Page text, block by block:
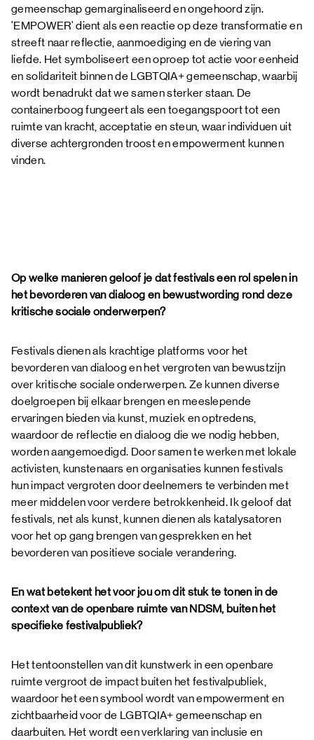
gemeenschap gemarginaliseerd en ongehoord zijn.
'EMPOWER' dient als een reactie op deze transformatie en
streeft naar reflectie, aanmoediging en de viering van
liefde. Het symboliseert een oproep tot actie voor eenheid
en solidariteit binnen de LGBTQIA+ gemeenschap, waarbij
wordt benadrukt dat we samen sterker staan. De
containerboog fungeert als een toegangspoort tot een
ruimte van kracht, acceptatie en steun, waar individuen uit
diverse achtergronden troost en empowerment kunnen
vinden.
Op welke manieren geloof je dat festivals een rol spelen in
het bevorderen van dialoog en bewustwording rond deze
kritische sociale onderwerpen?
Festivals dienen als krachtige platforms voor het
bevorderen van dialoog en het vergroten van bewustzijn
over kritische sociale onderwerpen. Ze kunnen diverse
doelgroepen bij elkaar brengen en meeslepende
ervaringen bieden via kunst, muziek en optredens,
waardoor de reflectie en dialoog die we nodig hebben,
worden aangemoedigd. Door samen te werken met lokale
activisten, kunstenaars en organisaties kunnen festivals
hun impact vergroten door deelnemers te verbinden met
meer middelen voor verdere betrokkenheid. Ik geloof dat
festivals, net als kunst, kunnen dienen als katalysatoren
voor het op gang brengen van gesprekken en het
bevorderen van positieve sociale verandering.
En wat betekent het voor jou om dit stuk te tonen in de
context van de openbare ruimte van NDSM, buiten het
specifieke festivalpubliek?
Het tentoonstellen van dit kunstwerk in een openbare
ruimte vergroot de impact buiten het festivalpubliek,
waardoor het een symbool wordt van empowerment en
zichtbaarheid voor de LGBTQIA+ gemeenschap en
daarbuiten. Het wordt een verklaring van inclusie en